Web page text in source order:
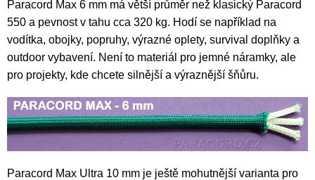
Paracord Max 6 mm má větší průměr než klasický Paracord
550 a pevnost v tahu cca 320 kg. Hodí se například na
vodítka, obojky, popruhy, výrazné oplety, survival doplňky a
outdoor vybavení. Není to materiál pro jemné náramky, ale
pro projekty, kde chcete silnější a výraznější šňůru.
Paracord Max Ultra 10 mm je ještě mohutnější varianta pro